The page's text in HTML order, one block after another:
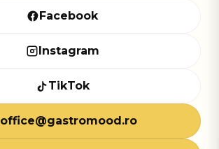
Facebook
Instagram
TikTok
office@gastromood.ro